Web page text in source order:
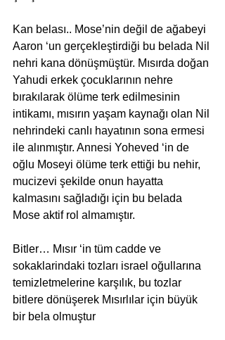
Kan belası.. Mose’nin değil de ağabeyi
Aaron ‘un gerçekleştirdiği bu belada Nil
nehri kana dönüşmüştür. Mısırda doğan
Yahudi erkek çocuklarının nehre
bırakılarak ölüme terk edilmesinin
intikamı, mısırın yaşam kaynağı olan Nil
nehrindeki canlı hayatının sona ermesi
ile alınmıştır. Annesi Yoheved ‘in de
oğlu Moseyi ölüme terk ettiği bu nehir,
mucizevi şekilde onun hayatta
kalmasını sağladığı için bu belada
Mose aktif rol almamıştır.
Bitler… Mısır ‘in tüm cadde ve
sokaklarindaki tozları israel oğullarına
temizletmelerine karşılık, bu tozlar
bitlere dönüşerek Mısırlılar için büyük
bir bela olmuştur